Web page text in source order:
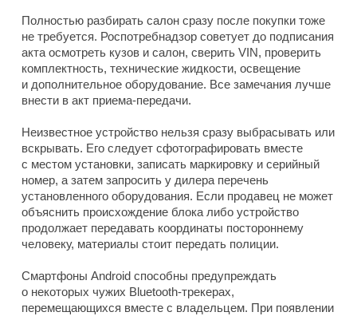
Полностью разбирать салон сразу после покупки тоже
не требуется. Роспотребнадзор советует до подписания
акта осмотреть кузов и салон, сверить VIN, проверить
комплектность, технические жидкости, освещение
и дополнительное оборудование. Все замечания лучше
внести в акт приема-передачи.
Неизвестное устройство нельзя сразу выбрасывать или
вскрывать. Его следует сфотографировать вместе
с местом установки, записать маркировку и серийный
номер, а затем запросить у дилера перечень
установленного оборудования. Если продавец не может
объяснить происхождение блока либо устройство
продолжает передавать координаты постороннему
человеку, материалы стоит передать полиции.
Смартфоны Android способны предупреждать
о некоторых чужих Bluetooth-трекерах,
перемещающихся вместе с владельцем. При появлении